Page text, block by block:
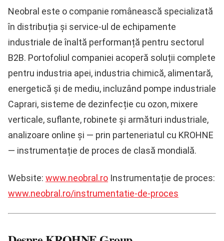
Neobral este o companie românească specializată
în distribuția și service-ul de echipamente
industriale de înaltă performanță pentru sectorul
B2B. Portofoliul companiei acoperă soluții complete
pentru industria apei, industria chimică, alimentară,
energetică și de mediu, incluzând pompe industriale
Caprari, sisteme de dezinfecție cu ozon, mixere
verticale, suflante, robinete și armături industriale,
analizoare online și — prin parteneriatul cu KROHNE
— instrumentație de proces de clasă mondială.
Website: www.neobral.ro Instrumentație de proces:
www.neobral.ro/instrumentatie-de-proces